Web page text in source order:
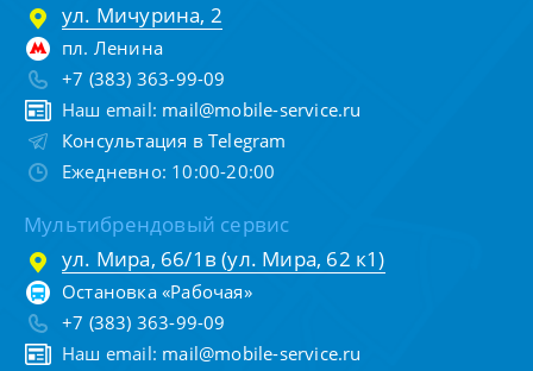
ул. Мичурина, 2
пл. Ленина
+7 (383) 363-99-09
Наш email: mail@mobile-service.ru
Консультация в Telegram
Ежедневно: 10:00-20:00
Мультибрендовый сервис
ул. Мира, 66/1в (ул. Мира, 62 к1)
Остановка «Рабочая»
+7 (383) 363-99-09
Наш email: mail@mobile-service.ru